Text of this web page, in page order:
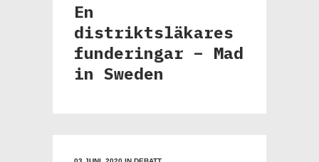
En
distriktsläkares
funderingar – Mad
in Sweden